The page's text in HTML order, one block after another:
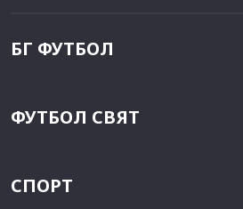
БГ ФУТБОЛ
ФУТБОЛ СВЯТ
СПОРТ